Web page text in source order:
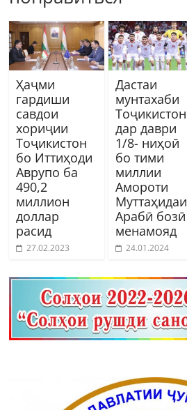
Ҳаҷми
гардиши
савдои
хориҷии
Тоҷикистон
бо Иттиҳоди
Аврупо ба
490,2
миллион
доллар
расид
27.02.2023
Дастаи
мунтахаби
Тоҷикистон
дар даври
1/8- ниҳоӣ
бо тими
миллии
Амороти
Муттаҳидаи
Арабӣ бозӣ
менамояд
24.01.2024